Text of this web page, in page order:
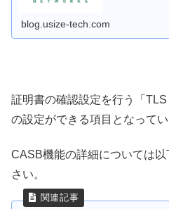
blog.usize-tech.com
証明書の確認設定を行う「
の設定ができる項目となってい
CASB機能の詳細については
さい。